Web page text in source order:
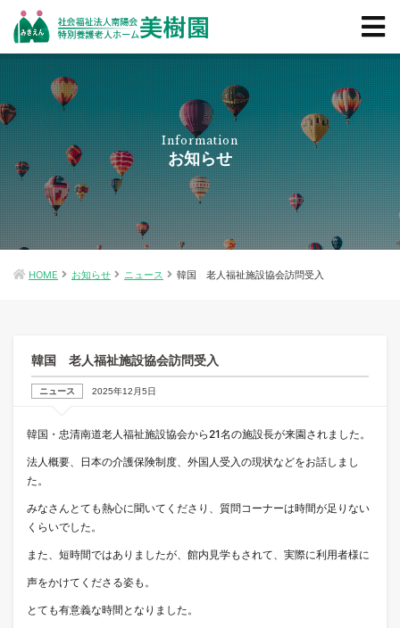
Information
お知らせ
HOME お知らせ ニュース 韓国 老人福祉施設協会訪問受入
韓国 老人福祉施設協会訪問受入
ニュース 2025年12月5日
韓国・忠清南道老人福祉施設協会から21名の施設長が来園されました。
法人概要、日本の介護保険制度、外国人受入の現状などをお話しまし
た。
みなさんとても熱心に聞いてくださり、質問コーナーは時間が足りない
くらいでした。
また、短時間ではありましたが、館内見学もされて、実際に利用者様に
声をかけてくださる姿も。
とても有意義な時間となりました。